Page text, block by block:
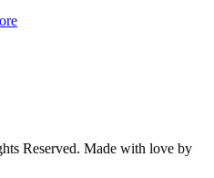
Reserved. Made with love by